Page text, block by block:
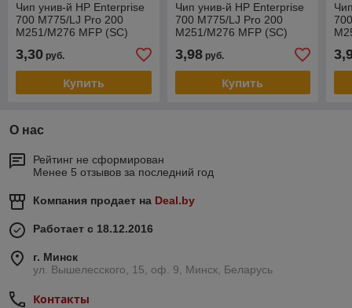
Чип унив-й HP Enterprise
700 M775/LJ Pro 200
M251/M276 MFP (SC)
3,30 руб.
Купить
Чип унив-й HP Enterprise
700 M775/LJ Pro 200
M251/M276 MFP (SC)
3,98руб.
Купить
О нас
Рейтинг не сформирован
Менее 5 отзывов за последний год
Компания продает на Deal.by
Работает с 18.12.2016
г. Минск
ул. Вышелесского, 15, оф. 9, Минск, Беларусь
Контакты